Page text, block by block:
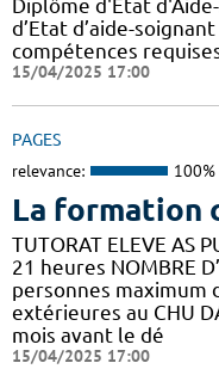
Diplôme d'Etat
d’Etat d’aide-
compétences
15/04/2025 17:00
PAGES
relevance: 100%
La formation
TUTORAT ELEVE AS
21 heures NOMBRE
personnes maximum
extérieures au CHU
mois avant le dé
15/04/2025 17:00